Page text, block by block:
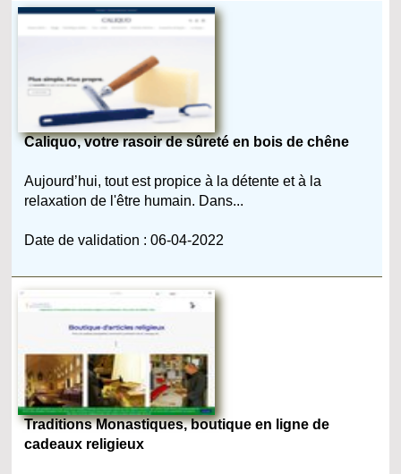
Caliquo, votre rasoir de sûreté en bois de chêne
Aujourd’hui, tout est propice à la détente et à la
relaxation de l'être humain. Dans...
Date de validation : 06-04-2022
Traditions Monastiques, boutique en ligne de
cadeaux religieux